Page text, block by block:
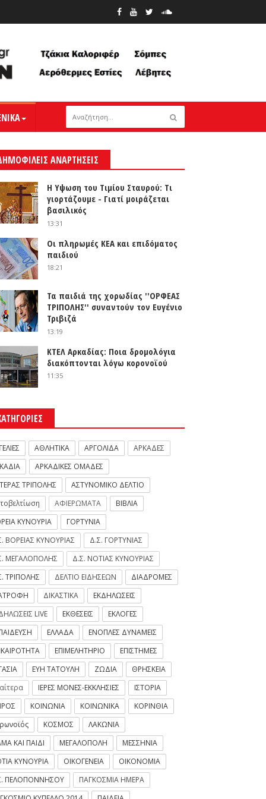
ΑΝΑΡΤΗΣΕΙΣ
Η Υψωση του Τιμίου Σταυρού: Τι
γιορτάζουμε - Γιατί μοιράζεται
βασιλικός
13:31
Οι πληρωμές ΚΕΑ και επιδόματος
παιδιού
18:21
Τα παιδιά της χορωδίας ''ΟΡΦΕΑΣ
ΤΡΙΠΟΛΗΣ'' συναντούν τον Ευγένιο
Τριβιζά
13:19
ΚΤΕΛ Αρκαδίας: Ποια δρομολόγια
διακόπτονται λόγω κορονοϊού
11:35
ΑΘΛΗΤΙΚΑ ΑΡΓΟΛΙΔΑ
ΑΡΚΑΔΕΣ
ΑΡΚΑΔΙΚΕΣ ΟΜΑΔΕΣ
ΤΡΙΠΟΛΗΣ
ΑΣΤΥΝΟΜΙΚΟ ΔΕΛΤΙΟ
ΑΦΙΕΡΩΜΑΤΑ
ΒΙΒΛΙΑ
ΚΥΝΟΥΡΙΑ
ΓΟΡΤΥΝΙΑ
ΒΟΡΕΙΑΣ ΚΥΝΟΥΡΙΑΣ
Δ.Σ. ΓΟΡΤΥΝΙΑΣ
ΜΕΓΑΛΟΠΟΛΗΣ
Δ.Σ. ΝΟΤΙΑΣ ΚΥΝΟΥΡΙΑΣ
ΤΡΙΠΟΛΗΣ
ΔΕΛΤΙΟ ΕΙΔΗΣΕΩΝ
ΔΙΑΔΡΟΜΕΣ
ΔΙΚΑΣΤΙΚΑ
ΕΚΔΗΛΩΣΕΙΣ
LIVE
ΕΚΘΕΣΕΙΣ
ΕΚΛΟΓΕΣ
ΕΛΛΑΔΑ
ΕΝΟΠΛΕΣ ΔΥΝΑΜΕΙΣ
ΕΠΙΜΕΛΗΤΗΡΙΟ
ΕΠΙΣΤΗΜΕΣ
ΕΥΗ ΤΑΤΟΥΛΗ ΖΩΔΙΑ
ΘΡΗΣΚΕΙΑ
ΙΕΡΕΣ ΜΟΝΕΣ-ΕΚΚΛΗΣΙΕΣ
ΙΣΤΟΡΙΑ
ΚΟΙΝΩΝΙΑ ΚΟΙΝΩΝΙΚΑ
ΚΟΡΙΝΘΙΑ
ΚΟΣΜΟΣ
ΛΑΚΩΝΙΑ
ΚΑΙ ΠΑΙΔΙ
ΜΕΓΑΛΟΠΟΛΗ
ΜΕΣΣΗΝΙΑ
ΚΥΝΟΥΡΙΑ
ΟΙΚΟΓΕΝΕΙΑ
ΟΙΚΟΝΟΜΙΑ
ΠΕΛΟΠΟΝΝΗΣΟΥ
ΠΑΓΚΟΣΜΙΑ ΗΜΕΡΑ